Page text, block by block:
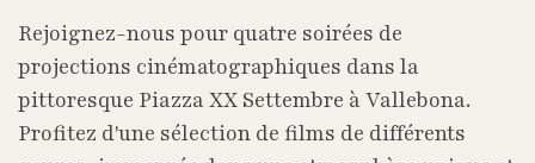
Rejoignez-nous pour quatre soirées de
projections cinématographiques dans la
pittoresque Piazza XX Settembre à Vallebona.
Profitez d'une sélection de films de différents